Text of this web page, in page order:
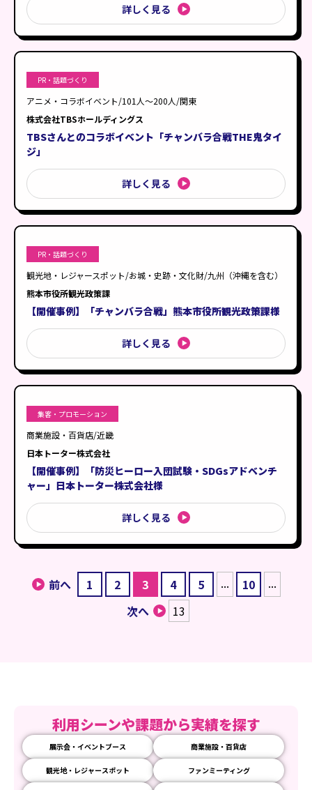
詳しく見る
PR・話題づくり
アニメ・コラボイベント/101人〜200人/関東
株式会社TBSホールディングス
TBSさんとのコラボイベント「チャンバラ合戦THE鬼タイ
ジ」
詳しく見る
PR・話題づくり
観光地・レジャースポット/お城・史跡・文化財/九州（沖縄を含む）
熊本市役所観光政策課
【開催事例】「チャンバラ合戦」熊本市役所観光政策課様
詳しく見る
集客・プロモーション
商業施設・百貨店/近畿
日本トーター株式会社
【開催事例】「防災ヒーロー入団試験・SDGsアドベンチ
ャー」日本トーター株式会社様
詳しく見る
前へ 1 2 3 4 5 ... 10
...
次へ
13
利用シーンや課題から実績を探す
展示会・イベントブース 商業施設・百貨店
観光地・レジャースポット ファンミーティング